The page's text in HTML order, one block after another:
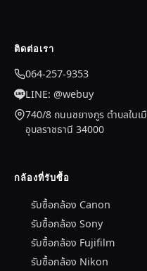
ติดต่อเรา
064-257-9353
LINE: @webuy
740/8 ถนนชยางกูร ตำบลในเ
อุบลราชธานี 34000
กล้องที่รับซื้อ
รับซื้อกล้อง Canon
รับซื้อกล้อง Sony
รับซื้อกล้อง Fujifilm
รับซื้อกล้อง Nikon